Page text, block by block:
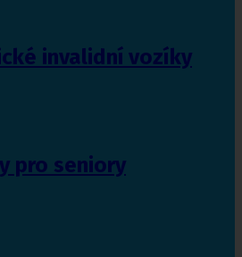
invalidní vozíky
pro seniory